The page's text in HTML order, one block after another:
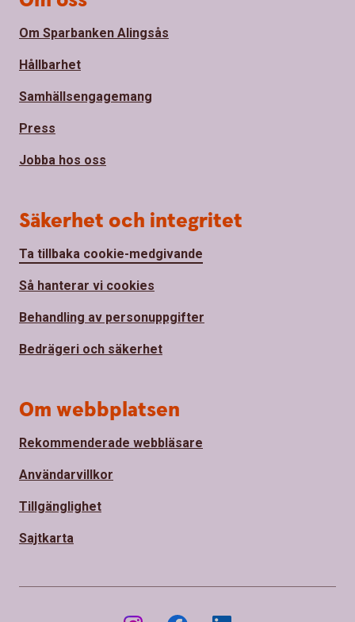
Om Sparbanken Alingsås
Hållbarhet
Samhällsengagemang
Press
Jobba hos oss
Säkerhet och integritet
Ta tillbaka cookie-medgivande
Så hanterar vi cookies
Behandling av personuppgifter
Bedrägeri och säkerhet
Om webbplatsen
Rekommenderade webbläsare
Användarvillkor
Tillgänglighet
Sajtkarta